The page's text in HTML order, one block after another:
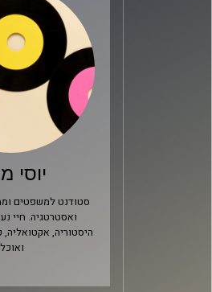
יוסי
סטודנט למשפטים
ואסטרטגיה. חיי
היסטוריה, אקטואליה,